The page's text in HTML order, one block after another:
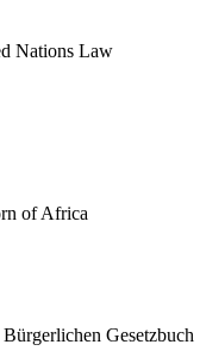
Nations Law
of Africa
Gesetzbuch